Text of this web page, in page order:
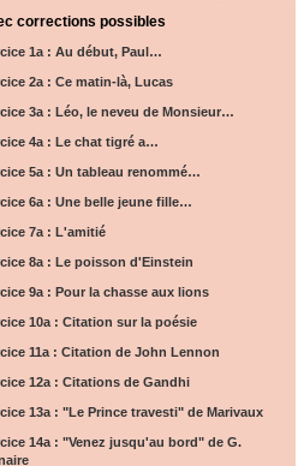
corrections possibles
1a : Au début, Paul…
2a : Ce matin-là, Lucas
3a : Léo, le neveu de Monsieur…
4a : Le chat tigré a…
5a : Un tableau renommé…
6a : Une belle jeune fille…
7a : L'amitié
8a : Le poisson d'Einstein
9a : Pour la chasse aux lions
10a : Citation sur la poésie
11a : Citation de John Lennon
12a : Citations de Gandhi
13a : "Le Prince travesti" de Marivaux
14a : "Venez jusqu'au bord" de G.